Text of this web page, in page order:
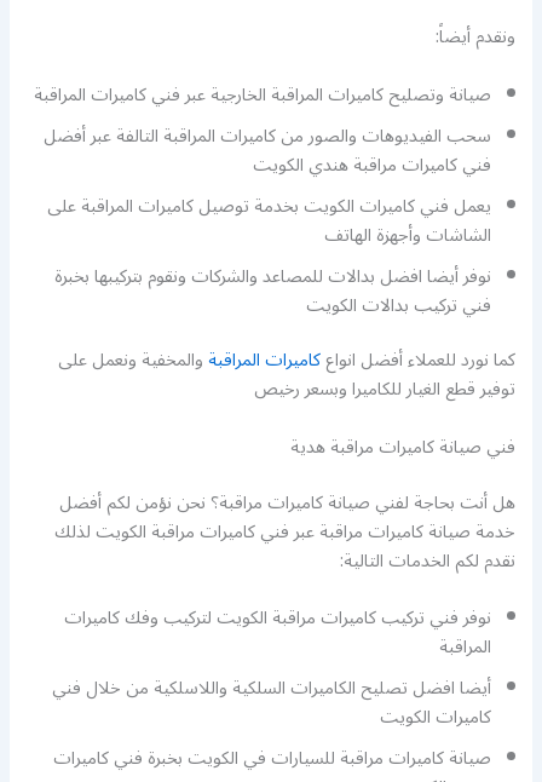
ونقدم أيضاً:
صيانة وتصليح كاميرات المراقبة الخارجية عبر فني كاميرات المراقبة
سحب الفيديوهات والصور من كاميرات المراقبة التالفة عبر أفضل
فني كاميرات مراقبة هندي الكويت
يعمل فني كاميرات الكويت بخدمة توصيل كاميرات المراقبة على
الشاشات وأجهزة الهاتف
نوفر أيضا افضل بدالات للمصاعد والشركات ونقوم بتركيبها بخبرة
فني تركيب بدالات الكويت
كما نورد للعملاء أفضل انواعكاميرات المراقبةوالمخفية ونعمل على
توفير قطع الغيار للكاميرا وبسعر رخيص
فني صيانة كاميرات مراقبة هدية
هل أنت بحاجة لفني صيانة كاميرات مراقبة؟ نحن نؤمن لكم أفضل
خدمة صيانة كاميرات مراقبة عبر فني كاميرات مراقبة الكويت لذلك
نقدم لكم الخدمات التالية:
نوفر فني تركيب كاميرات مراقبة الكويت لتركيب وفك كاميرات
المراقبة
أيضا افضل تصليح الكاميرات السلكية واللاسلكية من خلال فني
كاميرات الكويت
صيانة كاميرات مراقبة للسيارات في الكويت بخبرة فني كاميرات